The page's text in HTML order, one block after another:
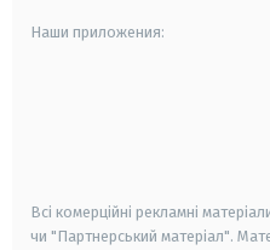
Наши приложения:
Всі комерційні рекламні
чи "Партнерський матеріал".